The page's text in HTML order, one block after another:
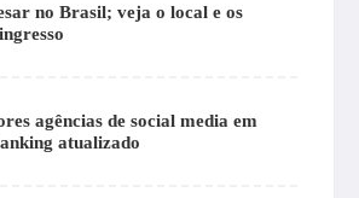
no Brasil; veja o local e os
agências de social media em
atualizado